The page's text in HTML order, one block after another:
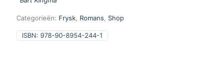
Categorieën: Frysk Romans Shop
ISBN: 978-90-8954-244-1